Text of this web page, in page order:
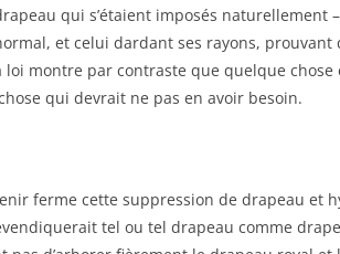
qui s’étaient imposés naturellement
et celui dardant ses rayons, prouvant
loi montre par contraste que quelque chose
qui devrait ne pas en avoir besoin.
ferme cette suppression de drapeau et
tel ou tel drapeau comme